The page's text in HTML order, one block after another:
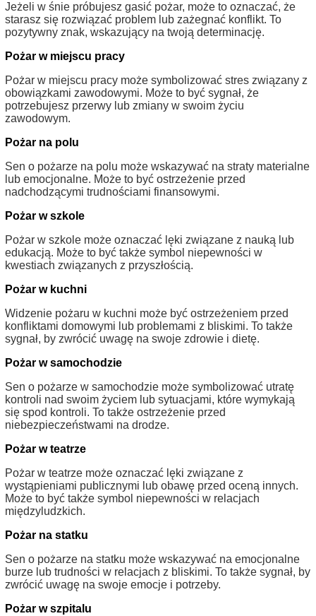
Jeżeli w śnie próbujesz gasić pożar, może to oznaczać, że
starasz się rozwiązać problem lub zażegnać konflikt. To
pozytywny znak, wskazujący na twoją determinację.
Pożar w miejscu pracy
Pożar w miejscu pracy może symbolizować stres związany z
obowiązkami zawodowymi. Może to być sygnał, że
potrzebujesz przerwy lub zmiany w swoim życiu
zawodowym.
Pożar na polu
Sen o pożarze na polu może wskazywać na straty materialne
lub emocjonalne. Może to być ostrzeżenie przed
nadchodzącymi trudnościami finansowymi.
Pożar w szkole
Pożar w szkole może oznaczać lęki związane z nauką lub
edukacją. Może to być także symbol niepewności w
kwestiach związanych z przyszłością.
Pożar w kuchni
Widzenie pożaru w kuchni może być ostrzeżeniem przed
konfliktami domowymi lub problemami z bliskimi. To także
sygnał, by zwrócić uwagę na swoje zdrowie i dietę.
Pożar w samochodzie
Sen o pożarze w samochodzie może symbolizować utratę
kontroli nad swoim życiem lub sytuacjami, które wymykają
się spod kontroli. To także ostrzeżenie przed
niebezpieczeństwami na drodze.
Pożar w teatrze
Pożar w teatrze może oznaczać lęki związane z
wystąpieniami publicznymi lub obawę przed oceną innych.
Może to być także symbol niepewności w relacjach
międzyludzkich.
Pożar na statku
Sen o pożarze na statku może wskazywać na emocjonalne
burze lub trudności w relacjach z bliskimi. To także sygnał, by
zwrócić uwagę na swoje emocje i potrzeby.
Pożar w szpitalu